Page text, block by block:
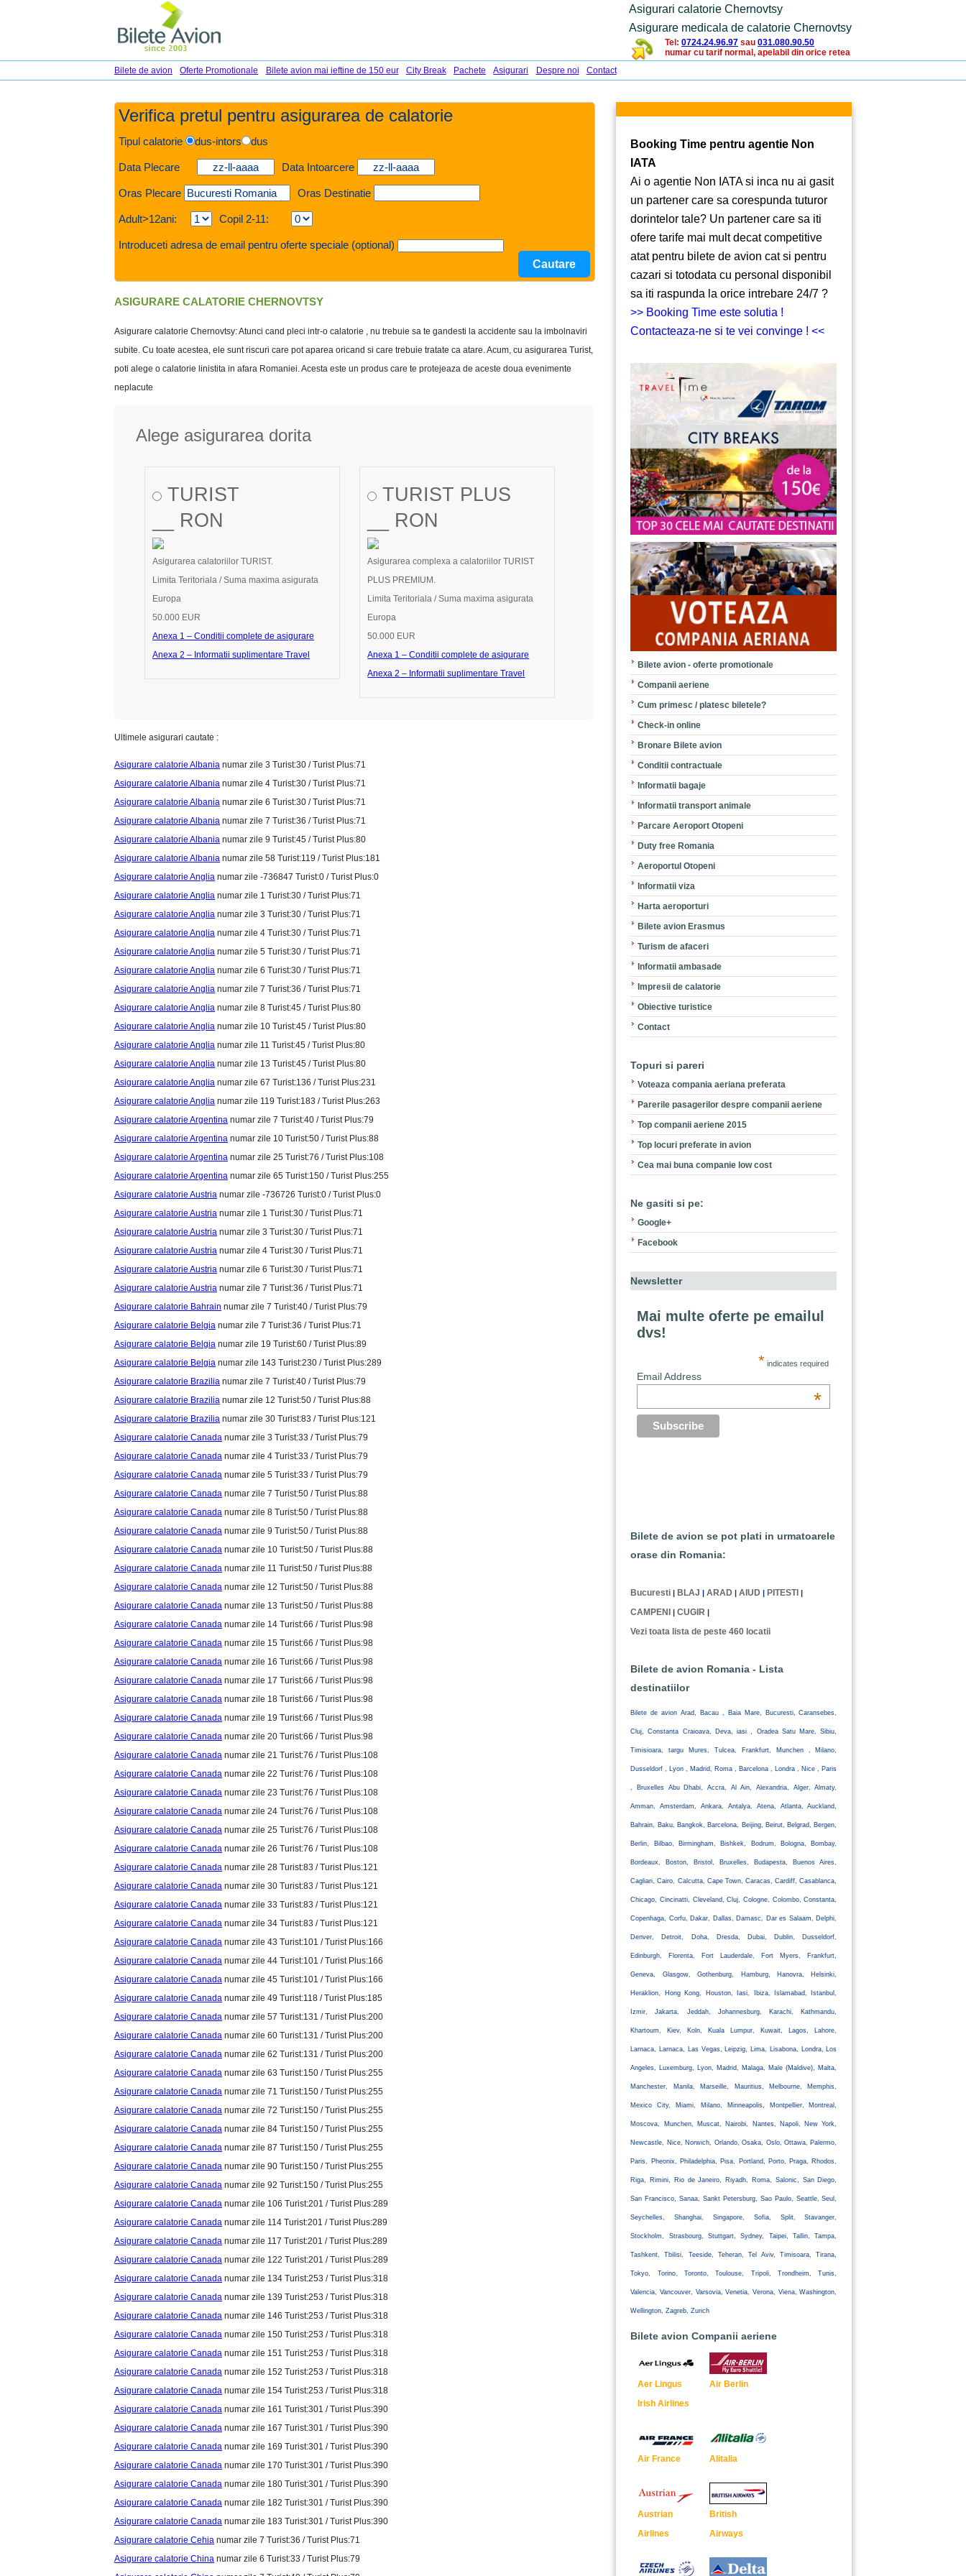
Asigurari calatorie Chernovtsy
Asigurare medicala de calatorie Chernovtsy
Tel: 0724.24.96.97 sau 031.080.90.50
numar cu tarif normal, apelabil din orice retea
Bilete de avion
Oferte Promotionale Bilete avion mai ieftine de 150 eur City Break Pachete Asigurari Despre noi Contact
Verifica pretul pentru asigurarea de calatorie
Tipul calatorie dus-intors dus
Data Plecare Data Intoarcere
Oras Plecare Oras Destinatie
Adult>12ani: Copil 2-11:
Introduceti adresa de email pentru oferte speciale (optional)
ASIGURARE CALATORIE CHERNOVTSY
Asigurare calatorie Chernovtsy: Atunci cand pleci intr-o calatorie , nu trebuie sa te gandesti la accidente sau la imbolnaviri
subite. Cu toate acestea, ele sunt riscuri care pot aparea oricand si care trebuie tratate ca atare. Acum, cu asigurarea Turist,
poti alege o calatorie linistita in afara Romaniei. Acesta este un produs care te protejeaza de aceste doua evenimente
neplacute
Alege asigurarea dorita
TURIST
__ RON
Asigurarea calatoriilor TURIST.
Limita Teritoriala / Suma maxima asigurata
Europa
50.000 EUR
Anexa 1 – Conditii complete de asigurare
Anexa 2 – Informatii suplimentare Travel
TURIST PLUS
__ RON
Asigurarea complexa a calatoriilor TURIST
PLUS PREMIUM.
Limita Teritoriala / Suma maxima asigurata
Europa
50.000 EUR
Anexa 1 – Conditii complete de asigurare
Anexa 2 – Informatii suplimentare Travel
Ultimele asigurari cautate :
Asigurare calatorie Albania numar zile 3 Turist:30 / Turist Plus:71
Asigurare calatorie Albania numar zile 4 Turist:30 / Turist Plus:71
Asigurare calatorie Albania numar zile 6 Turist:30 / Turist Plus:71
Asigurare calatorie Albania numar zile 7 Turist:36 / Turist Plus:71
Asigurare calatorie Albania numar zile 9 Turist:45 / Turist Plus:80
Asigurare calatorie Albania numar zile 58 Turist:119 / Turist Plus:181
Asigurare calatorie Anglia numar zile -736847 Turist:0 / Turist Plus:0
Asigurare calatorie Anglia numar zile 1 Turist:30 / Turist Plus:71
Asigurare calatorie Anglia numar zile 3 Turist:30 / Turist Plus:71
Asigurare calatorie Anglia numar zile 4 Turist:30 / Turist Plus:71
Asigurare calatorie Anglia numar zile 5 Turist:30 / Turist Plus:71
Asigurare calatorie Anglia numar zile 6 Turist:30 / Turist Plus:71
Asigurare calatorie Anglia numar zile 7 Turist:36 / Turist Plus:71
Asigurare calatorie Anglia numar zile 8 Turist:45 / Turist Plus:80
Asigurare calatorie Anglia numar zile 10 Turist:45 / Turist Plus:80
Asigurare calatorie Anglia numar zile 11 Turist:45 / Turist Plus:80
Asigurare calatorie Anglia numar zile 13 Turist:45 / Turist Plus:80
Asigurare calatorie Anglia numar zile 67 Turist:136 / Turist Plus:231
Asigurare calatorie Anglia numar zile 119 Turist:183 / Turist Plus:263
Asigurare calatorie Argentina numar zile 7 Turist:40 / Turist Plus:79
Asigurare calatorie Argentina numar zile 10 Turist:50 / Turist Plus:88
Asigurare calatorie Argentina numar zile 25 Turist:76 / Turist Plus:108
Asigurare calatorie Argentina numar zile 65 Turist:150 / Turist Plus:255
Asigurare calatorie Austria numar zile -736726 Turist:0 / Turist Plus:0
Asigurare calatorie Austria numar zile 1 Turist:30 / Turist Plus:71
Asigurare calatorie Austria numar zile 3 Turist:30 / Turist Plus:71
Asigurare calatorie Austria numar zile 4 Turist:30 / Turist Plus:71
Asigurare calatorie Austria numar zile 6 Turist:30 / Turist Plus:71
Asigurare calatorie Austria numar zile 7 Turist:36 / Turist Plus:71
Asigurare calatorie Bahrain numar zile 7 Turist:40 / Turist Plus:79
Asigurare calatorie Belgia numar zile 7 Turist:36 / Turist Plus:71
Asigurare calatorie Belgia numar zile 19 Turist:60 / Turist Plus:89
Asigurare calatorie Belgia numar zile 143 Turist:230 / Turist Plus:289
Asigurare calatorie Brazilia numar zile 7 Turist:40 / Turist Plus:79
Asigurare calatorie Brazilia numar zile 12 Turist:50 / Turist Plus:88
Asigurare calatorie Brazilia numar zile 30 Turist:83 / Turist Plus:121
Asigurare calatorie Canada numar zile 3 Turist:33 / Turist Plus:79
Asigurare calatorie Canada numar zile 4 Turist:33 / Turist Plus:79
Asigurare calatorie Canada numar zile 5 Turist:33 / Turist Plus:79
Asigurare calatorie Canada numar zile 7 Turist:50 / Turist Plus:88
Asigurare calatorie Canada numar zile 8 Turist:50 / Turist Plus:88
Asigurare calatorie Canada numar zile 9 Turist:50 / Turist Plus:88
Asigurare calatorie Canada numar zile 10 Turist:50 / Turist Plus:88
Asigurare calatorie Canada numar zile 11 Turist:50 / Turist Plus:88
Asigurare calatorie Canada numar zile 12 Turist:50 / Turist Plus:88
Asigurare calatorie Canada numar zile 13 Turist:50 / Turist Plus:88
Asigurare calatorie Canada numar zile 14 Turist:66 / Turist Plus:98
Asigurare calatorie Canada numar zile 15 Turist:66 / Turist Plus:98
Asigurare calatorie Canada numar zile 16 Turist:66 / Turist Plus:98
Asigurare calatorie Canada numar zile 17 Turist:66 / Turist Plus:98
Asigurare calatorie Canada numar zile 18 Turist:66 / Turist Plus:98
Asigurare calatorie Canada numar zile 19 Turist:66 / Turist Plus:98
Asigurare calatorie Canada numar zile 20 Turist:66 / Turist Plus:98
Asigurare calatorie Canada numar zile 21 Turist:76 / Turist Plus:108
Asigurare calatorie Canada numar zile 22 Turist:76 / Turist Plus:108
Asigurare calatorie Canada numar zile 23 Turist:76 / Turist Plus:108
Asigurare calatorie Canada numar zile 24 Turist:76 / Turist Plus:108
Asigurare calatorie Canada numar zile 25 Turist:76 / Turist Plus:108
Asigurare calatorie Canada numar zile 26 Turist:76 / Turist Plus:108
Asigurare calatorie Canada numar zile 28 Turist:83 / Turist Plus:121
Asigurare calatorie Canada numar zile 30 Turist:83 / Turist Plus:121
Asigurare calatorie Canada numar zile 33 Turist:83 / Turist Plus:121
Asigurare calatorie Canada numar zile 34 Turist:83 / Turist Plus:121
Asigurare calatorie Canada numar zile 43 Turist:101 / Turist Plus:166
Asigurare calatorie Canada numar zile 44 Turist:101 / Turist Plus:166
Asigurare calatorie Canada numar zile 45 Turist:101 / Turist Plus:166
Asigurare calatorie Canada numar zile 49 Turist:118 / Turist Plus:185
Asigurare calatorie Canada numar zile 57 Turist:131 / Turist Plus:200
Asigurare calatorie Canada numar zile 60 Turist:131 / Turist Plus:200
Asigurare calatorie Canada numar zile 62 Turist:131 / Turist Plus:200
Asigurare calatorie Canada numar zile 63 Turist:150 / Turist Plus:255
Asigurare calatorie Canada numar zile 71 Turist:150 / Turist Plus:255
Asigurare calatorie Canada numar zile 72 Turist:150 / Turist Plus:255
Asigurare calatorie Canada numar zile 84 Turist:150 / Turist Plus:255
Asigurare calatorie Canada numar zile 87 Turist:150 / Turist Plus:255
Asigurare calatorie Canada numar zile 90 Turist:150 / Turist Plus:255
Asigurare calatorie Canada numar zile 92 Turist:150 / Turist Plus:255
Asigurare calatorie Canada numar zile 106 Turist:201 / Turist Plus:289
Asigurare calatorie Canada numar zile 114 Turist:201 / Turist Plus:289
Asigurare calatorie Canada numar zile 117 Turist:201 / Turist Plus:289
Asigurare calatorie Canada numar zile 122 Turist:201 / Turist Plus:289
Asigurare calatorie Canada numar zile 134 Turist:253 / Turist Plus:318
Asigurare calatorie Canada numar zile 139 Turist:253 / Turist Plus:318
Asigurare calatorie Canada numar zile 146 Turist:253 / Turist Plus:318
Asigurare calatorie Canada numar zile 150 Turist:253 / Turist Plus:318
Asigurare calatorie Canada numar zile 151 Turist:253 / Turist Plus:318
Asigurare calatorie Canada numar zile 152 Turist:253 / Turist Plus:318
Asigurare calatorie Canada numar zile 154 Turist:253 / Turist Plus:318
Asigurare calatorie Canada numar zile 161 Turist:301 / Turist Plus:390
Asigurare calatorie Canada numar zile 167 Turist:301 / Turist Plus:390
Asigurare calatorie Canada numar zile 169 Turist:301 / Turist Plus:390
Asigurare calatorie Canada numar zile 170 Turist:301 / Turist Plus:390
Asigurare calatorie Canada numar zile 180 Turist:301 / Turist Plus:390
Asigurare calatorie Canada numar zile 182 Turist:301 / Turist Plus:390
Asigurare calatorie Canada numar zile 183 Turist:301 / Turist Plus:390
Asigurare calatorie Cehia numar zile 7 Turist:36 / Turist Plus:71
Asigurare calatorie China numar zile 6 Turist:33 / Turist Plus:79
Booking Time pentru agentie Non
IATA
Ai o agentie Non IATA si inca nu ai gasit
un partener care sa corespunda tuturor
dorintelor tale? Un partener care sa iti
ofere tarife mai mult decat competitive
atat pentru bilete de avion cat si pentru
cazari si totodata cu personal disponibil
sa iti raspunda la orice intrebare 24/7 ?
>> Booking Time este solutia !
Contacteaza-ne si te vei convinge ! <<
Bilete avion - oferte promotionale
Companii aeriene
Cum primesc / platesc biletele?
Check-in online
Bronare Bilete avion
Conditii contractuale
Informatii bagaje
Informatii transport animale
Parcare Aeroport Otopeni
Duty free Romania
Aeroportul Otopeni
Informatii viza
Harta aeroporturi
Bilete avion Erasmus
Turism de afaceri
Informatii ambasade
Impresii de calatorie
Obiective turistice
Contact
Topuri si pareri
Voteaza compania aeriana preferata
Parerile pasagerilor despre companii aeriene
Top companii aeriene 2015
Top locuri preferate in avion
Cea mai buna companie low cost
Ne gasiti si pe:
Google+
Facebook
Newsletter
Mai multe oferte pe emailul
dvs!
* indicates required
Email Address
*
Bilete de avion se pot plati in urmatoarele
orase din Romania:
Bucuresti | BLAJ |ARAD |AIUD | PITESTI |
CAMPENI |CUGIR |
Vezi toata lista de peste 460 locatii
Bilete de avion Romania - Lista
destinatiilor
Bilete de avion Arad, Bacau , Baia Mare, Bucuresti, Caransebes,
Cluj, Constanta Craioava, Deva, iasi , Oradea Satu Mare, Sibiu,
Timisioara, targu Mures, Tulcea, Frankfurt, Munchen , Milano,
Dusseldorf , Lyon , Madrid, Roma , Barcelona , Londra , Nice , Paris
, Bruxelles Abu Dhabi, Accra, Al Ain, Alexandria, Alger, Almaty,
Amman, Amsterdam, Ankara, Antalya, Atena, Atlanta, Auckland,
Bahrain, Baku, Bangkok, Barcelona, Beijing, Beirut, Belgrad, Bergen,
Berlin, Bilbao, Birmingham, Bishkek, Bodrum, Bologna, Bombay,
Bordeaux, Boston, Bristol, Bruxelles, Budapesta, Buenos Aires,
Cagliari, Cairo, Calcutta, Cape Town, Caracas, Cardiff, Casablanca,
Chicago, Cincinatti, Cleveland, Cluj, Cologne, Colombo, Constanta,
Copenhaga, Corfu, Dakar, Dallas, Damasc, Dar es Salaam, Delphi,
Denver, Detroit, Doha, Dresda, Dubai, Dublin, Dusseldorf,
Edinburgh, Florenta, Fort Lauderdale, Fort Myers, Frankfurt,
Geneva, Glasgow, Gothenburg, Hamburg, Hanovra, Helsinki,
Heraklion, Hong Kong, Houston, Iasi, Ibiza, Islamabad, Istanbul,
Izmir, Jakarta, Jeddah, Johannesburg, Karachi, Kathmandu,
Khartoum, Kiev, Koln, Kuala Lumpur, Kuwait, Lagos, Lahore,
Larnaca, Larnaca, Las Vegas, Leipzig, Lima, Lisabona, Londra, Los
Angeles, Luxemburg, Lyon, Madrid, Malaga, Male (Maldive), Malta,
Manchester, Manila, Marseille, Mauritius, Melbourne, Memphis,
Mexico City, Miami, Milano, Minneapolis, Montpellier, Montreal,
Moscova, Munchen, Muscat, Nairobi, Nantes, Napoli, New York,
Newcastle, Nice, Norwich, Orlando, Osaka, Oslo, Ottawa, Palermo,
Paris, Pheonix, Philadelphia, Pisa, Portland, Porto, Praga, Rhodos,
Riga, Rimini, Rio de Janeiro, Riyadh, Roma, Salonic, San Diego,
San Francisco, Sanaa, Sankt Petersburg, Sao Paulo, Seattle, Seul,
Seychelles, Shanghai, Singapore, Sofia, Split, Stavanger,
Stockholm, Strasbourg, Stuttgart, Sydney, Taipei, Tallin, Tampa,
Tashkent, Tbilisi, Teeside, Teheran, Tel Aviv, Timisoara, Tirana,
Tokyo, Torino, Toronto, Toulouse, Tripoli, Trondheim, Tunis,
Valencia, Vancouver, Varsovia, Venetia, Verona, Viena, Washington,
Wellington, Zagreb, Zurich
Bilete avion Companii aeriene
Aer Lingus
Irish Airlines
Air Berlin
Air France Alitalia
Austrian
Airlines
British
Airways